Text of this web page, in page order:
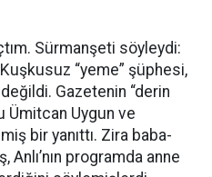
Sürmanşeti söyleydi:
Kuşkusuz “yeme” şüphesi,
Gazetenin “derin
Ümitcan Uygun ve
bir yanıttı. Zira baba-
Anlı’nın programda anne